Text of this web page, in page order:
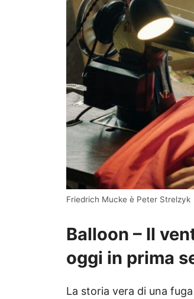
Friedrich Mucke è Peter Strelzyk
Balloon – Il
oggi in prima
La storia vera di una